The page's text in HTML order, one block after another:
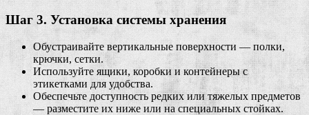
Шаг 3. Установка системы хранения
Обустраивайте вертикальные поверхности — полки,
крючки, сетки.
Используйте ящики, коробки и контейнеры с
этикетками для удобства.
Обеспечьте доступность редких или тяжелых предметов
— разместите их ниже или на специальных стойках.